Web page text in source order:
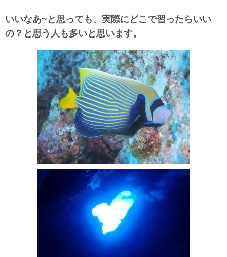
いいなあ~と思っても、実際にどこで習ったらいい
の？と思う人も多いと思います。